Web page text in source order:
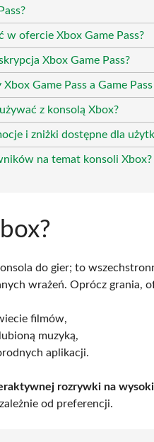
w ofercie Xbox Game Pass?
Xbox Game Pass?
Xbox Game Pass a Game
z konsolą Xbox?
i zniżki dostępne dla
na temat konsoli Xbox?
do gier; to
wrażeń. Oprócz grania,
filmów,
muzyką,
aplikacji.
rozrywki na
od preferencji.